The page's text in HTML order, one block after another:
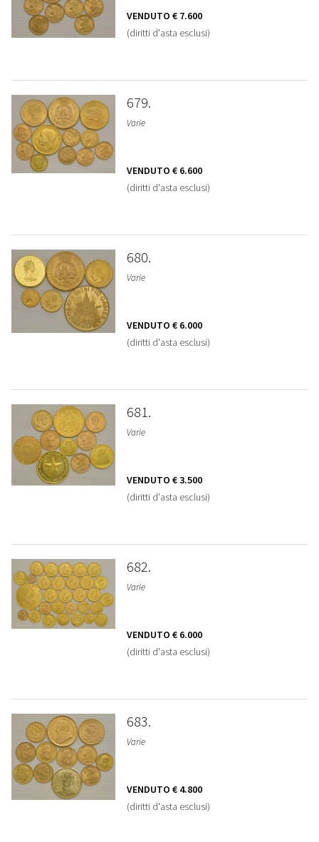
VENDUTO € 7.600
(diritti d'asta esclusi)
679
Varie
VENDUTO € 6.600
(diritti d'asta esclusi)
680
Varie
VENDUTO € 6.000
(diritti d'asta esclusi)
681
Varie
VENDUTO € 3.500
(diritti d'asta esclusi)
682
Varie
VENDUTO € 6.000
(diritti d'asta esclusi)
683
Varie
VENDUTO € 4.800
(diritti d'asta esclusi)